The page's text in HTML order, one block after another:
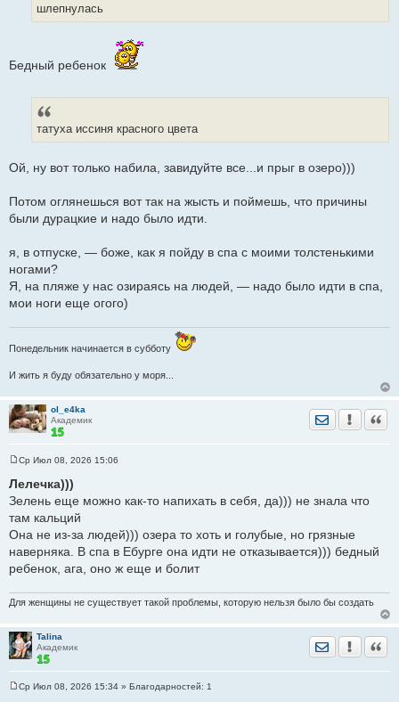
шлепнулась
Бедный ребенок
татуха иссиня красного цвета
Ой, ну вот только набила, завидуйте все...и прыг в озеро)))
Потом оглянешься вот так на жысть и поймешь, что причины
были дурацкие и надо было идти.
я, в отпуске, — боже, как я пойду в спа с моими толстенькими
ногами?
Я, на пляже у нас озираясь на людей, — надо было идти в спа,
мои ноги еще огого)
Понедельник начинается в субботу
И жить я буду обязательно у моря...
ol_e4ka
Академик
Отправить
о
б
е
н
е
Ср Июл 08, 2026 15:06
Лелечка)))
Зелень еще можно как-то напихать в себя, да))) не знала что
там кальций
Она не из-за людей))) озера то хоть и голубые, но грязные
наверняка. В спа в Ебурге она идти не отказывается))) бедный
ребенок, ага, оно ж еще и болит
Для женщины не существует такой проблемы, которую нельзя было бы создать
Talina
Академик
Отправить
Ср Июл 08, 2026 15:34 » Благодарностей: 1